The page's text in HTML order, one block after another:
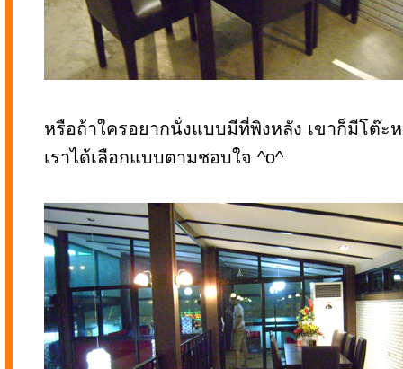
หรือถ้าใครอยากนั่งแบบมีที่พิงหลัง เขาก็มีโต๊ะ
เราได้เลือกแบบตามชอบใจ ^o^